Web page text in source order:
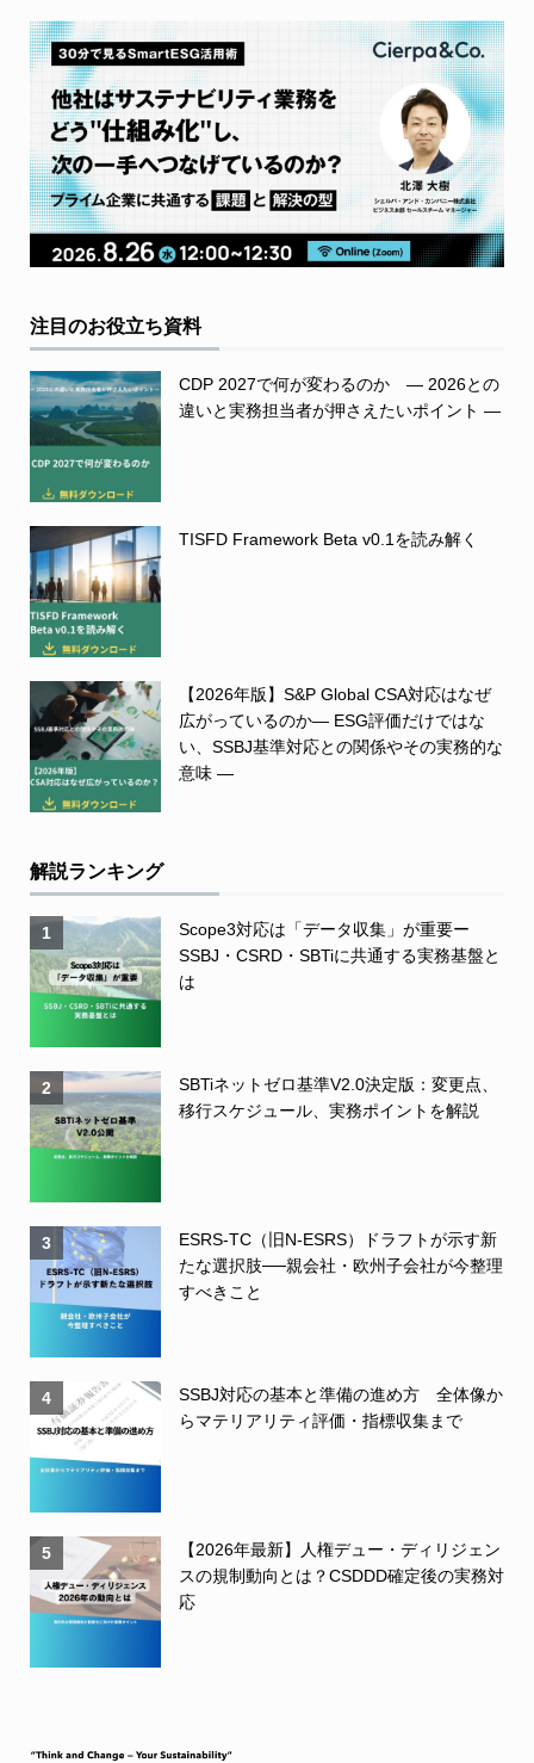
注目のお役立ち資料
CDP 2027で何が変わるのか ― 2026との
違いと実務担当者が押さえたいポイント ―
TISFD Framework Beta v0.1を読み解く
【2026年版】S&P Global CSA対応はなぜ
広がっているのか― ESG評価だけではな
い、SSBJ基準対応との関係やその実務的な
意味 ―
解説ランキング
1
Scope3対応は「データ収集」が重要ー
SSBJ・CSRD・SBTiに共通する実務基盤と
は
2
SBTiネットゼロ基準V2.0決定版：変更点、
移行スケジュール、実務ポイントを解説
3
ESRS-TC（旧N-ESRS）ドラフトが示す新
たな選択肢──親会社・欧州子会社が今整理
すべきこと
4
SSBJ対応の基本と準備の進め方 全体像か
らマテリアリティ評価・指標収集まで
5
【2026年最新】人権デュー・ディリジェン
スの規制動向とは？CSDDD確定後の実務対
応